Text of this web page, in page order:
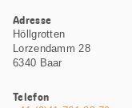
Adresse
Höllgrotten
Lorzendamm 28
6340 Baar
Telefon